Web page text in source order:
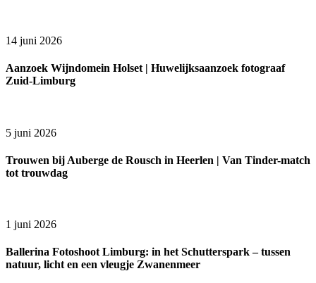
14 juni 2026
Aanzoek Wijndomein Holset | Huwelijksaanzoek fotograaf
Zuid-Limburg
5 juni 2026
Trouwen bij Auberge de Rousch in Heerlen | Van Tinder-match
tot trouwdag
1 juni 2026
Ballerina Fotoshoot Limburg: in het Schutterspark – tussen
natuur, licht en een vleugje Zwanenmeer